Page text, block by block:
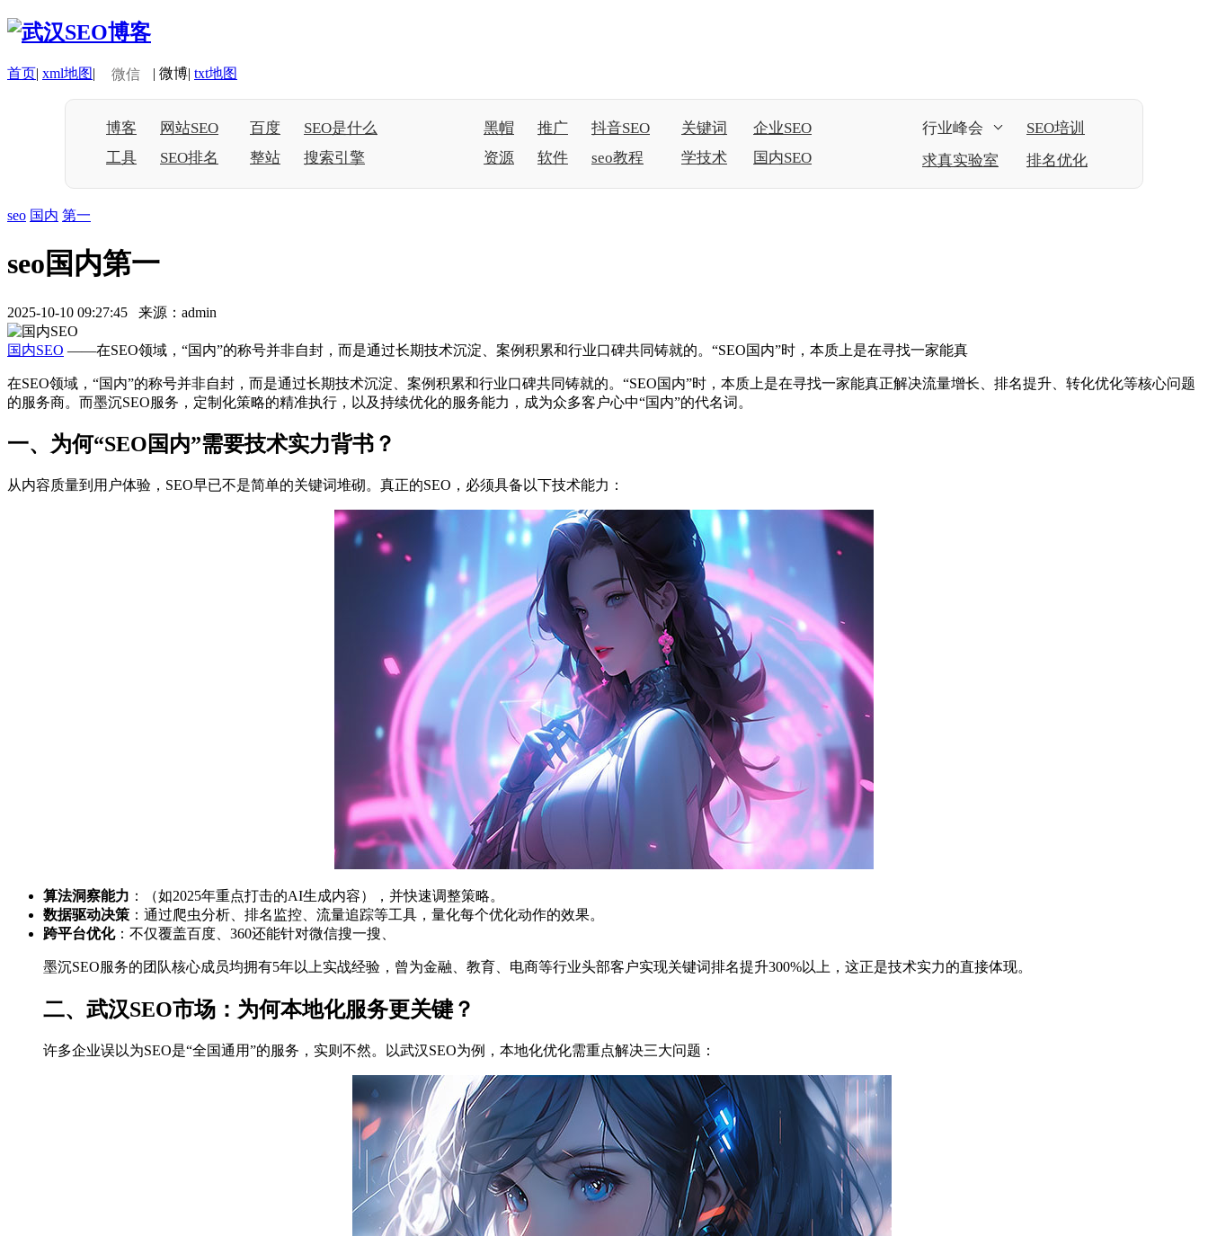
首页| xml地图| 微信 | 微博| txt地图
博客 网站SEO 百度
SEO是什么
工具
SEO排名 整站 搜索引擎
黑帽 推广 抖音SEO 关键词
企业SEO
资源
软件 seo教程 学技术 国内SEO
行业峰会
SEO培训
求真实验室
排名优化
seo 国内 第一
seo国内第一
2025-10-10 09:27:45 来源：admin
国内SEO ——在SEO领域，“国内”的称号并非自封，而是通过长期技术沉淀、案例积累和行业口碑共同铸就的。“SEO国内”时，本质上是在寻找一家能真
在SEO领域，“国内”的称号并非自封，而是通过长期技术沉淀、案例积累和行业口碑共同铸就的。“SEO国内”时，本质上是在寻找一家能真正解决流量增长、排名提升、转化优化等核心问题
的服务商。而墨沉SEO服务，定制化策略的精准执行，以及持续优化的服务能力，成为众多客户心中“国内”的代名词。
一、为何“SEO国内”需要技术实力背书？
从内容质量到用户体验，SEO早已不是简单的关键词堆砌。真正的SEO，必须具备以下技术能力：
算法洞察能力 ：（如2025年重点打击的AI生成内容），并快速调整策略。
数据驱动决策 ：通过爬虫分析、排名监控、流量追踪等工具，量化每个优化动作的效果。
跨平台优化：不仅覆盖百度、360还能针对微信搜一搜、
墨沉SEO服务的团队核心成员均拥有5年以上实战经验，曾为金融、教育、电商等行业头部客户实现关键词排名提升300%以上，这正是技术实力的直接体现。
二、武汉SEO市场：为何本地化服务更关键？
许多企业误以为SEO是“全国通用”的服务，实则不然。以武汉SEO为例，本地化优化需重点解决三大问题：